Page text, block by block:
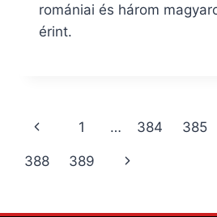
romániai és három
érint.
Page
navigation
Previous
Page
1 … 384 385
388 389
Next